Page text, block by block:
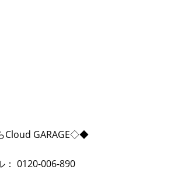
Cloud GARAGE◇◆
： 0120-006-890